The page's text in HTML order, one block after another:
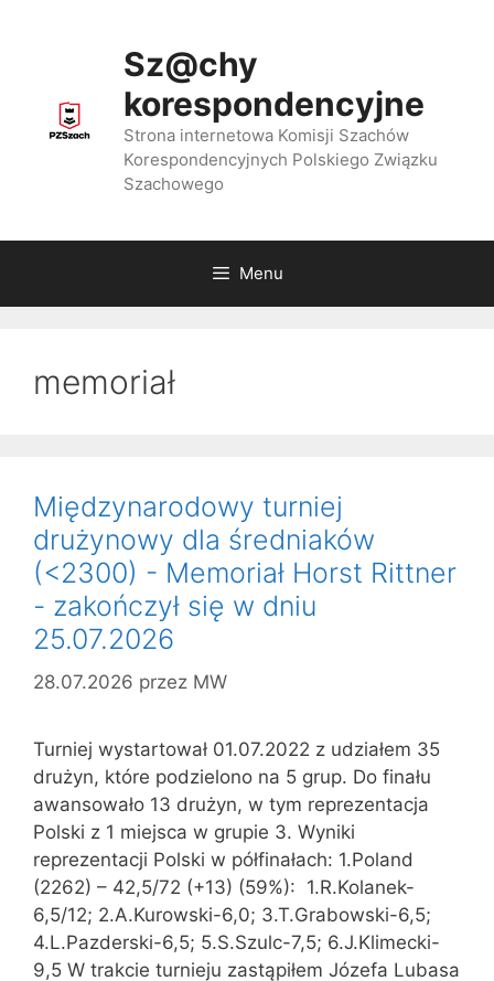
Sz@chy
korespondencyjne
Strona internetowa Komisji Szachów
Korespondencyjnych Polskiego Związku
Szachowego
Menu
memoriał
Międzynarodowy turniej
drużynowy dla średniaków
(<2300) - Memoriał Horst Rittner
- zakończył się w dniu
25.07.2026
28.07.2026 przez MW
Turniej wystartował 01.07.2022 z udziałem 35
drużyn, które podzielono na 5 grup. Do finału
awansowało 13 drużyn, w tym reprezentacja
Polski z 1 miejsca w grupie 3. Wyniki
reprezentacji Polski w półfinałach: 1.Poland
(2262) – 42,5/72 (+13) (59%): 1.R.Kolanek-
6,5/12; 2.A.Kurowski-6,0; 3.T.Grabowski-6,5;
4.L.Pazderski-6,5; 5.S.Szulc-7,5; 6.J.Klimecki-
9,5 W trakcie turnieju zastąpiłem Józefa Lubasa